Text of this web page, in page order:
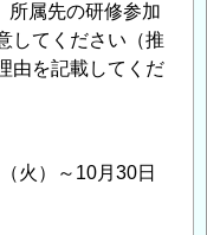
所属先の研修参加
してください（推
由を記載してくだ
火）～10月30日